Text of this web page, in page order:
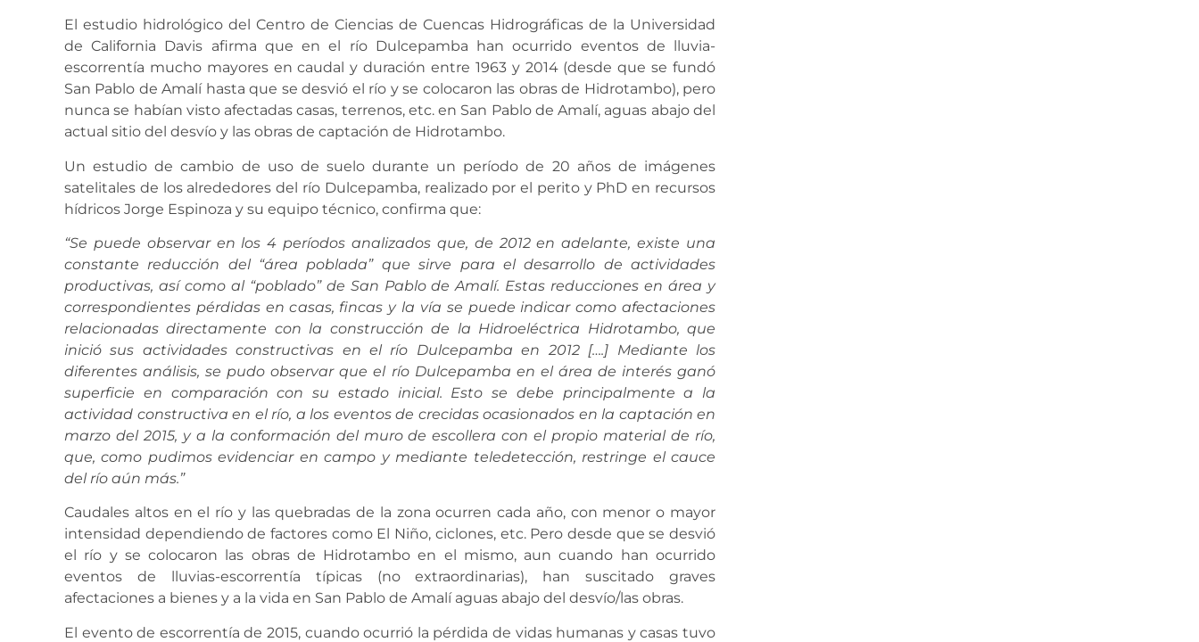
El estudio hidrológico del Centro de Ciencias de Cuencas Hidrográficas de la Universidad
de California Davis afirma que en el río Dulcepamba han ocurrido eventos de lluvia-
escorrentía mucho mayores en caudal y duración entre 1963 y 2014 (desde que se fundó
San Pablo de Amalí hasta que se desvió el río y se colocaron las obras de Hidrotambo),pero
nunca se habían visto afectadas casas, terrenos, etc. en San Pablo de Amalí, aguas abajo del
actual sitio del desvío y las obras de captación de Hidrotambo.
Un estudio de cambio de uso de suelo durante un período de 20 años de imágenes
satelitales de los alrededores del río Dulcepamba, realizado por el perito y PhD en recursos
hídricos Jorge Espinoza y su equipo técnico, confirma que:
“Se puede observar en los 4 períodos analizados que, de 2012 en adelante, existe una
constante reducción del “área poblada”que sirve para el desarrollo de actividades
productivas, así como al “poblado” de San Pablo de Amalí. Estas reducciones en área y
correspondientes pérdidas en casas, fincas y la vía se puede indicar como afectaciones
relacionadas directamente con la construcción de la Hidroeléctrica Hidrotambo, que
inició sus actividades constructivas en el río Dulcepamba en 2012[….] Mediante los
diferentes análisis, se pudo observar que el río Dulcepamba en el área de interés ganó
superficie en comparación con su estado inicial. Esto se debe principalmente a la
actividad constructiva en el río, a los eventos de crecidas ocasionados en la captación en
marzo del 2015, y a la conformación del muro de escollera con el propio material de río,
que, como pudimos evidenciar en campo y mediante teledetección, restringe el cauce
del río aún más.”
Caudales altos en el río y las quebradas de la zona ocurren cada año, con menor o mayor
intensidad dependiendo de factores como El Niño, ciclones, etc. Pero desde que se desvió
el río y se colocaron las obras de Hidrotambo en el mismo, aun cuando han ocurrido
eventos de lluvias-escorrentía típicas (no extraordinarias), han suscitado graves
afectaciones a bienes y a la vida en San Pablo de Amalí aguas abajo del desvío/las obras.
El evento de escorrentía de 2015, cuando ocurrió la pérdida de vidas humanas y casas tuvo